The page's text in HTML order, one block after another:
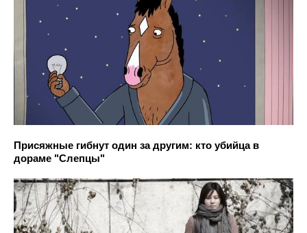
Присяжные гибнут один за другим: кто убийца в
дораме "Слепцы"